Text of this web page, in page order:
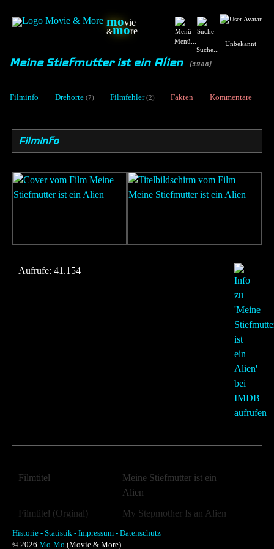
movie
&more
Menü...
Suche...
Unbekannt
Meine Stiefmutter ist ein Alien [1988]
Filminfo Drehorte (7) Filmfehler (2) Fakten Kommentare
Filminfo
Aufrufe: 41.154
Filmtitel
Meine Stiefmutter ist ein
Alien
Filmtitel (Orginal)
My Stepmother Is an Alien
Jahr:
1988
Historie - Statistik - Impressum - Datenschutz
© 2026 Mo-Mo (Movie & More)